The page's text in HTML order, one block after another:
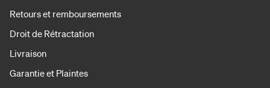
Retours et remboursements
Droit de Rétractation
Livraison
Garantie et Plaintes